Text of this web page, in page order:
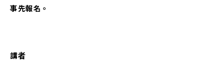
事先報名。
講者